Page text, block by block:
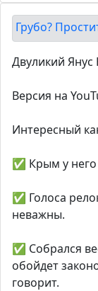
Грубо?
Двуликий
Версия на
Интересный
✅ Крым у
✅ Голоса
неважны.
✅ Собрался
обойдет
говорит.